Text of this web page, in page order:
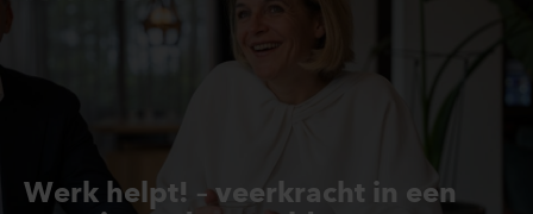
Werk helpt! – veerkracht in een